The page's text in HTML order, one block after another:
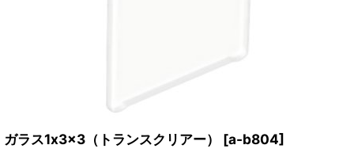
ガラス1x3x3（トランスクリアー） [a-b804]